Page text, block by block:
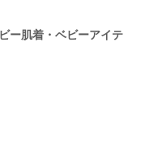
ー肌着・ベビーアイテ